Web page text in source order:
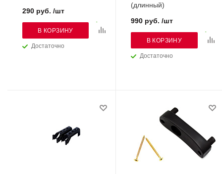
Достаточно
290 руб. /шт
В КОРЗИНУ
(длинный)
Достаточно
990 руб. /шт
В КОРЗИНУ